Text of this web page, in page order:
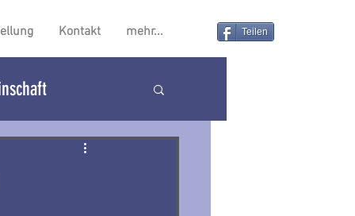
Kontakt mehr... Teilen